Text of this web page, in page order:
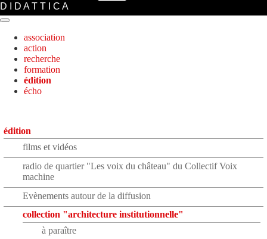
D I D A T T I C A
association
action
recherche
formation
édition
écho
édition
films et vidéos
radio de quartier "Les voix du château" du Collectif Voix
machine
Evènements autour de la diffusion
collection "architecture institutionnelle"
à paraître